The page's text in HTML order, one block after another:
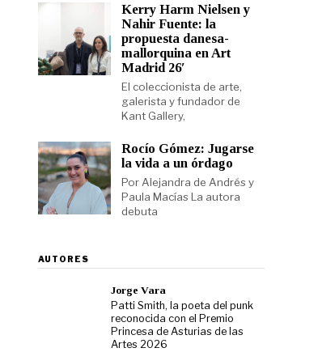
Kerry Harm Nielsen y
Nahir Fuente: la
propuesta danesa-
mallorquina en Art
Madrid 26′
El coleccionista de arte,
galerista y fundador de
Kant Gallery,
Rocío Gómez: Jugarse
la vida a un órdago
Por Alejandra de Andrés y
Paula Macías La autora
debuta
AUTORES
Jorge Vara
Patti Smith, la poeta del punk
reconocida con el Premio
Princesa de Asturias de las
Artes 2026